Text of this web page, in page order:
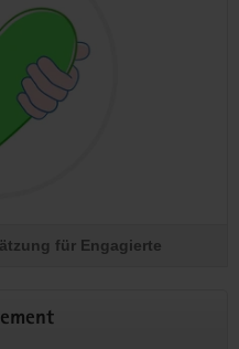
für Engagierte